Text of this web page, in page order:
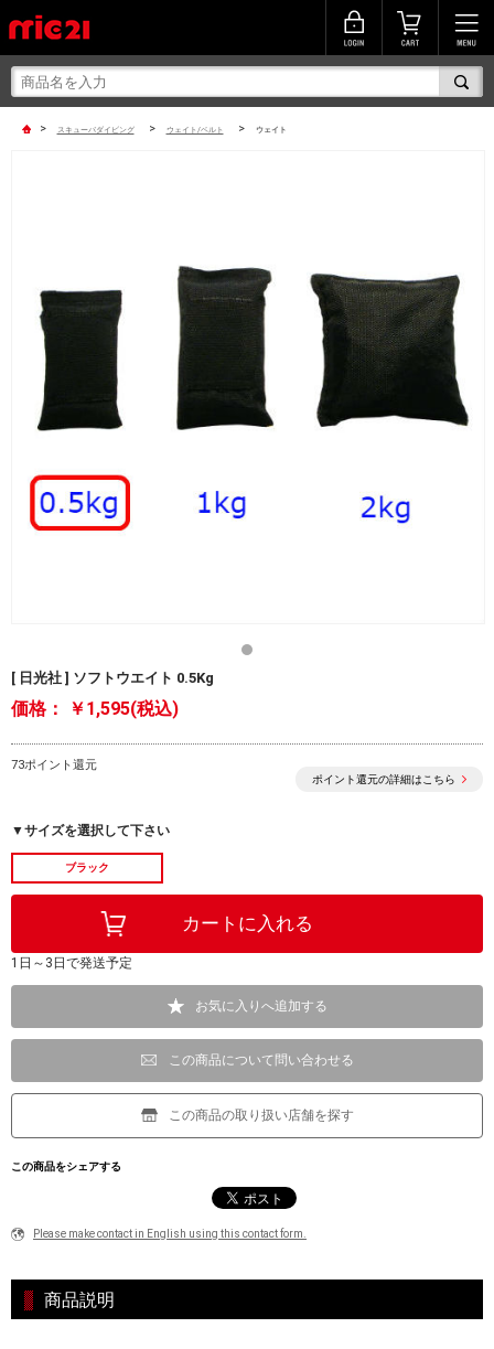
> スキューバダイビング > ウェイト/ベルト > ウェイト
[ 日光社 ] ソフトウエイト 0.5Kg
価格： ￥1,595(税込)
73ポイント還元
ポイント還元の詳細はこちら
▼サイズを選択して下さい
ブラック
1日～3日で発送予定
お気に入りへ追加する
この商品について問い合わせる
この商品の取り扱い店舗を探す
この商品をシェアする
Please make contact in English using this contact form.
商品説明